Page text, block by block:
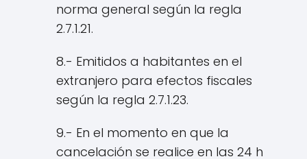
norma general según la regla
2.7.1.21.
8.- Emitidos a habitantes en el
extranjero para efectos fiscales
según la regla 2.7.1.23.
9.- En el momento en que la
cancelación se realice en las 24 h